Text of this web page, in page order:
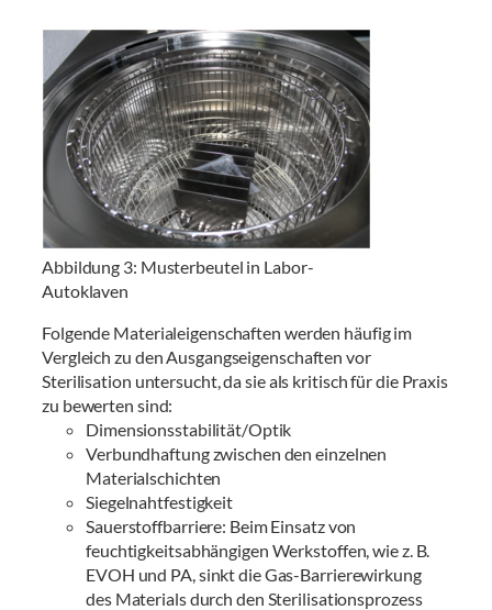
Abbildung 3: Musterbeutel in Labor-
Autoklaven
Folgende Materialeigenschaften werden häufig im
Vergleich zu den Ausgangseigenschaften vor
Sterilisation untersucht, da sie als kritisch für die Praxis
zu bewerten sind:
Dimensionsstabilität/Optik
Verbundhaftung zwischen den einzelnen
Materialschichten
Siegelnahtfestigkeit
Sauerstoffbarriere: Beim Einsatz von
feuchtigkeitsabhängigen Werkstoffen, wie z. B.
EVOH und PA, sinkt die Gas-Barrierewirkung
des Materials durch den Sterilisationsprozess